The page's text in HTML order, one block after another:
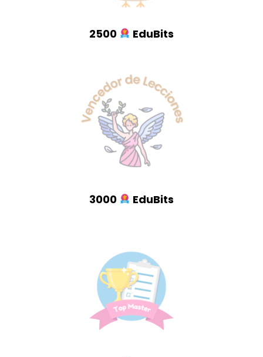
2500 EduBits
3000 EduBits